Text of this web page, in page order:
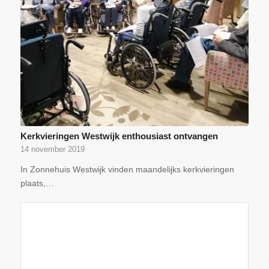
Kerkvieringen Westwijk enthousiast ontvangen
14 november 2019
In Zonnehuis Westwijk vinden maandelijks kerkvieringen
plaats,…